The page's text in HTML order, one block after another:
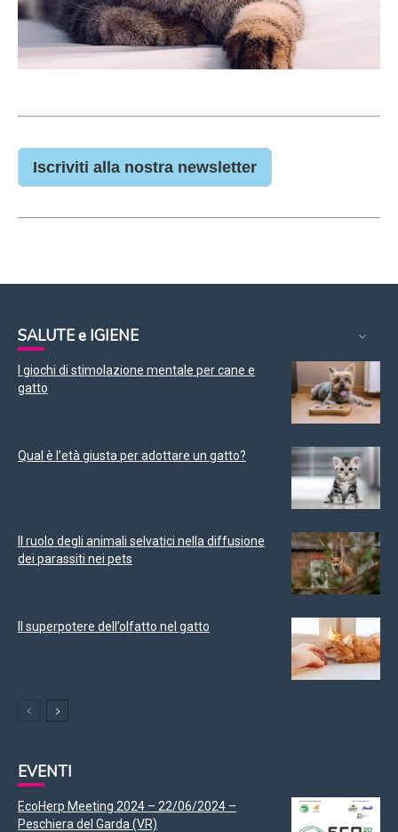
Iscriviti alla nostra newsletter
SALUTE e IGIENE
I giochi di stimolazione mentale per cane e
gatto
Qual è l’età giusta per adottare un gatto?
Il ruolo degli animali selvatici nella diffusione
dei parassiti nei pets
Il superpotere dell’olfatto nel gatto
EVENTI
EcoHerp Meeting 2024 – 22/06/2024 –
Peschiera del Garda (VR)